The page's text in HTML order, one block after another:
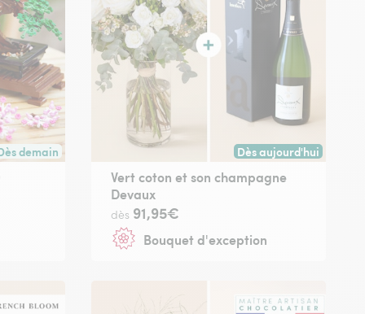
17h30) ou à la date de votre choix.
demaindès demain (pour toute commande passée avant 17h30) ou
Dès aujourd'hui
Livraison dès
Vert coton et son champagne
Devaux
dès 91,95€
Bouquet d'exception